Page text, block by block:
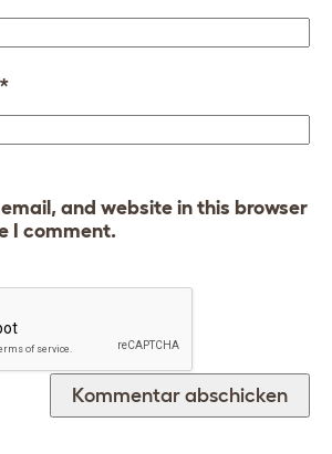
*
and website in this browser
I comment.